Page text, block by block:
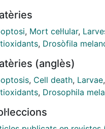
(ROS) could act as a
trigger pro-
from environmental
by ROS is pivotal
imaginal discs.
in wing imaginal discs,
that cell death
, Mort cel·lular,
, Drosòfila
(anglès)
, Cell death, Larvae,
, Drosophila